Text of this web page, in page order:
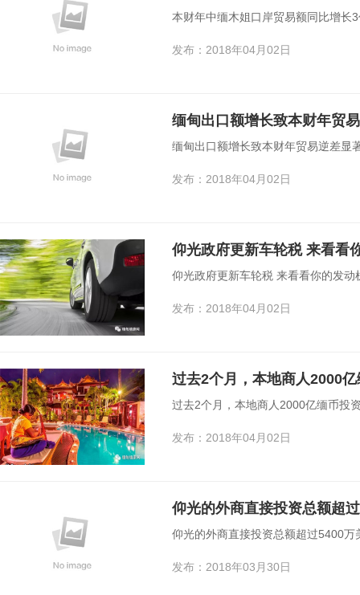
本财年中缅木姐口岸贸易额同比增长
发布：2018年04月02日
缅甸出口额增长致本财年贸
缅甸出口额增长致本财年贸易逆差显
发布：2018年04月02日
仰光政府更新车轮税 来看看
仰光政府更新车轮税 来看看你的发动
发布：2018年04月02日
过去2个月，本地商人2000
过去2个月，本地商人2000亿缅币投
发布：2018年04月02日
仰光的外商直接投资总额超
仰光的外商直接投资总额超过5400万
发布：2018年03月30日